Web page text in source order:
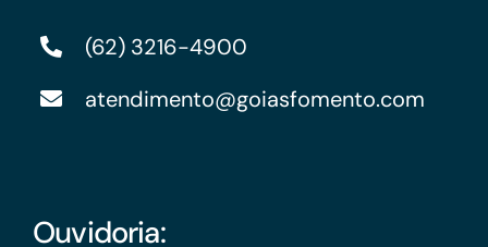
(62) 3216-4900
atendimento@goiasfomento.com
Ouvidoria: